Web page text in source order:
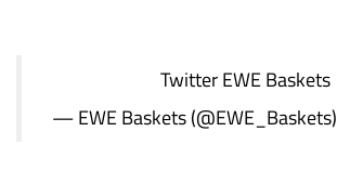
TwitterEWE Baskets
— EWE Baskets (@EWE_Baskets)